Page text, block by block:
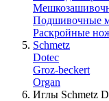
Подшивочные
Раскройные
Schmetz
Dotec
Groz-beckert
Organ
Иглы Schmetz